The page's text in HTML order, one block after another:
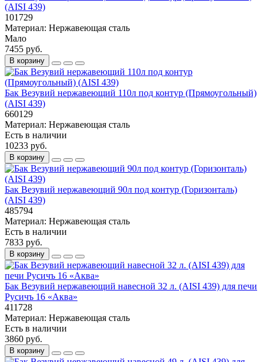
(AISI 439)
101729
Материал: Нержавеющая сталь
Мало
7455 руб.
В корзину
Бак Везувий нержавеющий 110л под контур (Прямоугольный)
(AISI 439)
660129
Материал: Нержавеющая сталь
Есть в наличии
10233 руб.
В корзину
Бак Везувий нержавеющий 90л под контур (Горизонталь)
(AISI 439)
485794
Материал: Нержавеющая сталь
Есть в наличии
7833 руб.
В корзину
Бак Везувий нержавеющий навесной 32 л. (AISI 439) для печи
Русичъ 16 «Аква»
411728
Материал: Нержавеющая сталь
Есть в наличии
3860 руб.
В корзину